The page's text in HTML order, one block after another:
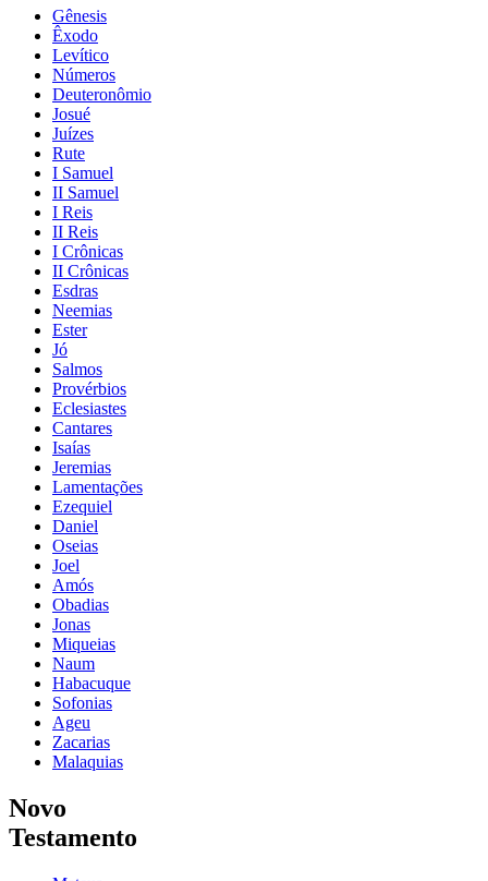
Gênesis
Êxodo
Levítico
Números
Deuteronômio
Josué
Juízes
Rute
I Samuel
II Samuel
I Reis
II Reis
I Crônicas
II Crônicas
Esdras
Neemias
Ester
Jó
Salmos
Provérbios
Eclesiastes
Cantares
Isaías
Jeremias
Lamentações
Ezequiel
Daniel
Oseias
Joel
Amós
Obadias
Jonas
Miqueias
Naum
Habacuque
Sofonias
Ageu
Zacarias
Malaquias
Novo
Testamento